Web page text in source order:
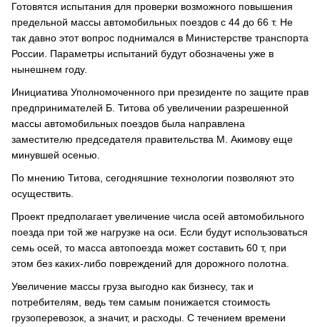
Готовятся испытания для проверки возможного повышения
предельной массы автомобильных поездов с 44 до 66 т. Не
так давно этот вопрос поднимался в Министерстве транспорта
России. Параметры испытаний будут обозначены уже в
нынешнем году.
Инициатива Уполномоченного при президенте по защите прав
предпринимателей Б. Титова об увеличении разрешенной
массы автомобильных поездов была направлена
заместителю председателя правительства М. Акимову еще
минувшей осенью.
По мнению Титова, сегодняшние технологии позволяют это
осуществить.
Проект предполагает увеличение числа осей автомобильного
поезда при той же нагрузке на оси. Если будут использоваться
семь осей, то масса автопоезда может составить 60 т, при
этом без каких-либо повреждений для дорожного полотна.
Увеличение массы груза выгодно как бизнесу, так и
потребителям, ведь тем самым понижается стоимость
грузоперевозок, а значит, и расходы. С течением времени